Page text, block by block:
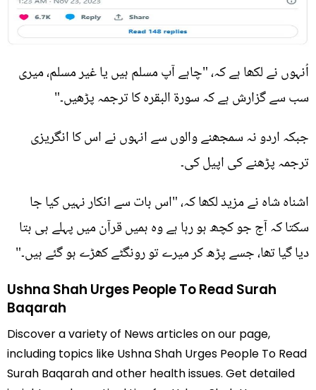
اُنہوں نے لکھا ہے کہ، "چاہے آپ مسلم ہیں یا غیر مسلم، میری
سب سے گزارش ہے کہ سورۃ البقرہ کا ترجمہ پڑھیں۔"
جبکہ اردو نہ سمجھنے والوں سے انہوں نے اس کا انگریزی
ترجمہ پڑھنے کی اپیل کی۔
اشناہ شاہ نے مزید لکھا کہ، "اس بات سے انکار نہیں کیا جا
سکتا کہ آج جو کچھ ہو رہا ہے وہ ہمیں قرآن میں پہلے ہی بتا
دیا گیا تھا، جسے پڑھ کر میرے تو رونگٹے کھڑے ہو گئے ہیں۔"
Ushna Shah Urges People To Read Surah
Baqarah
Discover a variety of News articles on our page,
including topics like Ushna Shah Urges People To Read
Surah Baqarah and other health issues. Get detailed